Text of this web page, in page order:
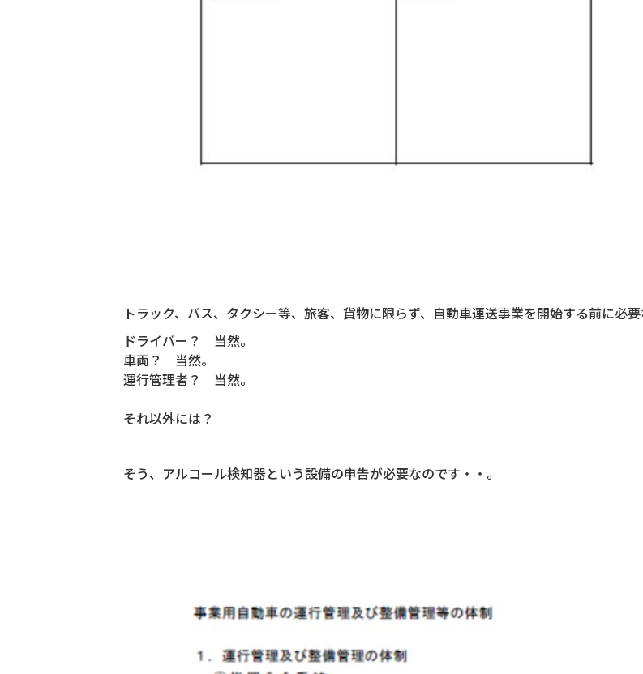
トラック、バス、タクシー等、旅客、貨物に限らず、自動車運送事業を開始する前に必
ドライバー？ 当然。
車両？ 当然。
運行管理者？ 当然。
それ以外には？
そう、アルコール検知器という設備の申告が必要なのです・・。